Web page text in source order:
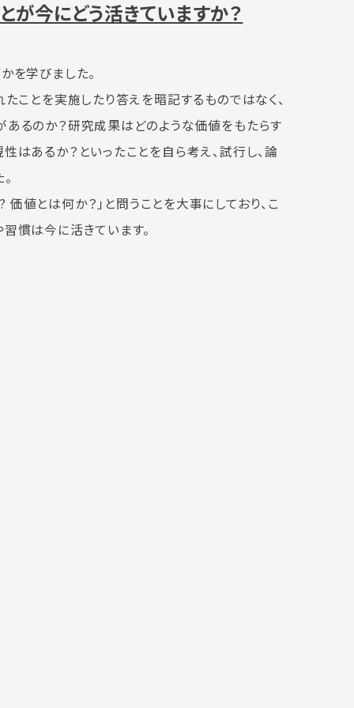
が今にどう活きていますか？
を学びました。
たことを実施したり答えを暗記するものではなく、
るのか？研究成果はどのような価値をもたらす
はあるか？といったことを自ら考え、試行し、論
値とは何か？」と問うことを大事にしており、こ
慣は今に活きています。